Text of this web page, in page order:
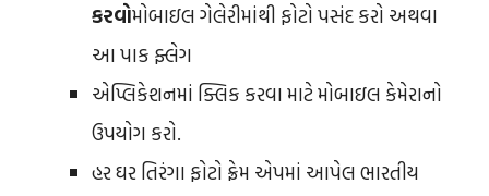
કરવોમોબાઇલ ગેલેરીમાંથી ફોટો પસંદ કરો અથવા
આ પાક ફ્લેગ
એપ્લિકેશનમાં ક્લિક કરવા માટે મોબાઇલ કેમેરાનો
ઉપયોગ કરો.
હર ઘર તિરંગા ફોટો ફ્રેમ એપમાં આપેલ ભારતીય